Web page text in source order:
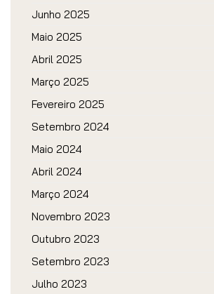
Junho 2025
Maio 2025
Abril 2025
Março 2025
Fevereiro 2025
Setembro 2024
Maio 2024
Abril 2024
Março 2024
Novembro 2023
Outubro 2023
Setembro 2023
Julho 2023